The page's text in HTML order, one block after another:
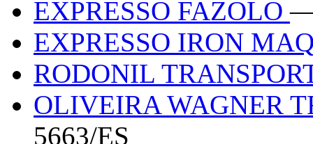
EXPRESSO FAZOLO—
EXPRESSO IRON
RODONIL
OLIVEIRA WAGNER
5663/ES